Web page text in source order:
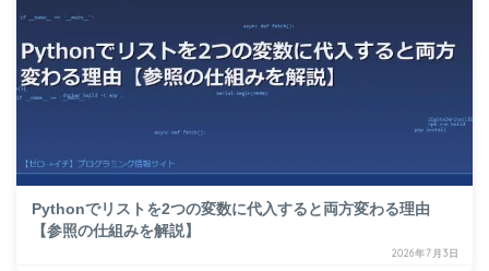
Pythonでリストを2つの変数に代入すると両方変わる理由
【参照の仕組みを解説】
2026年7月3日